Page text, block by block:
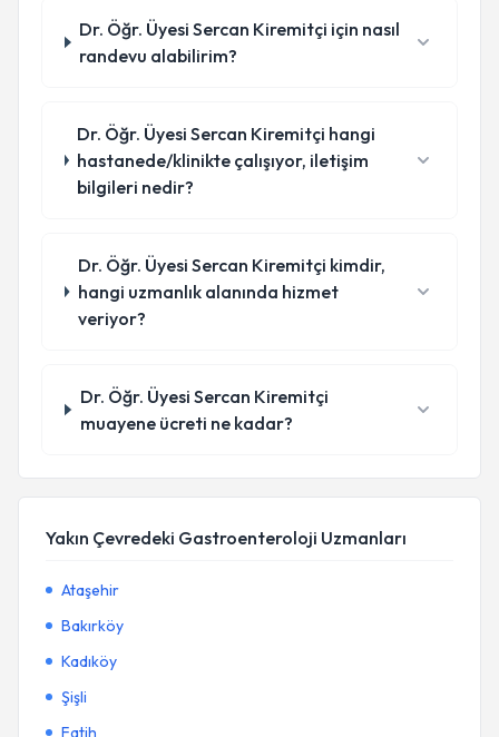
Dr. Öğr. Üyesi Sercan Kiremitçi için nasıl
randevu alabilirim?
Dr. Öğr. Üyesi Sercan Kiremitçi hangi
hastanede/klinikte çalışıyor, iletişim
bilgileri nedir?
Dr. Öğr. Üyesi Sercan Kiremitçi kimdir,
hangi uzmanlık alanında hizmet
veriyor?
Dr. Öğr. Üyesi Sercan Kiremitçi
muayene ücreti ne kadar?
Yakın Çevredeki Gastroenteroloji Uzmanları
Ataşehir
Bakırköy
Kadıköy
Şişli
Fatih